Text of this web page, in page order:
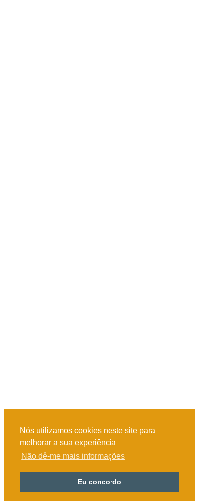
Nós utilizamos cookies neste site para
melhorar a sua experiência
Não dê-me mais informações
Eu concordo